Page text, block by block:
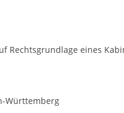
Rechtsgrundlage eines
Württemberg